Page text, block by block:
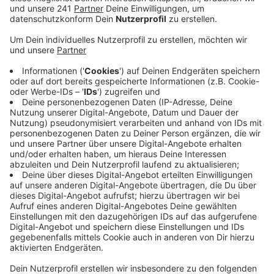
Veröffentlicht:Samstag, 27.06.2020 10:40
Anzeige
Auf der Kreisstraße gilt für Motorräder streckenweise
Tempo 50, während Autos durchgängig 100
Stundenkilometer fahren dürfen. Die Motorradfahrer
begrüßen grundsätzlich ein Tempolimit, das sollte
dann aber für alle Verkehrsteilnehmer gelten, sagt
Organisator Michael Wilczynski.
Der Kreis sagt dazu, dass ein Tempolimit für Autos auf
dieser Strecke rechtlich nicht möglich sei, weil die
Unfallzahlen nur für die Motorräder
überdurchschnittlich hoch sind. Die Demo beginnt um
12 Uhr am Ziegeleiweg. Dann fahren die Teilnehmer
über die B51 und Hilgener Straße bis zur L101 in
Dabringhausen. Die Demofahrt endet gegen 13.30 Uhr,